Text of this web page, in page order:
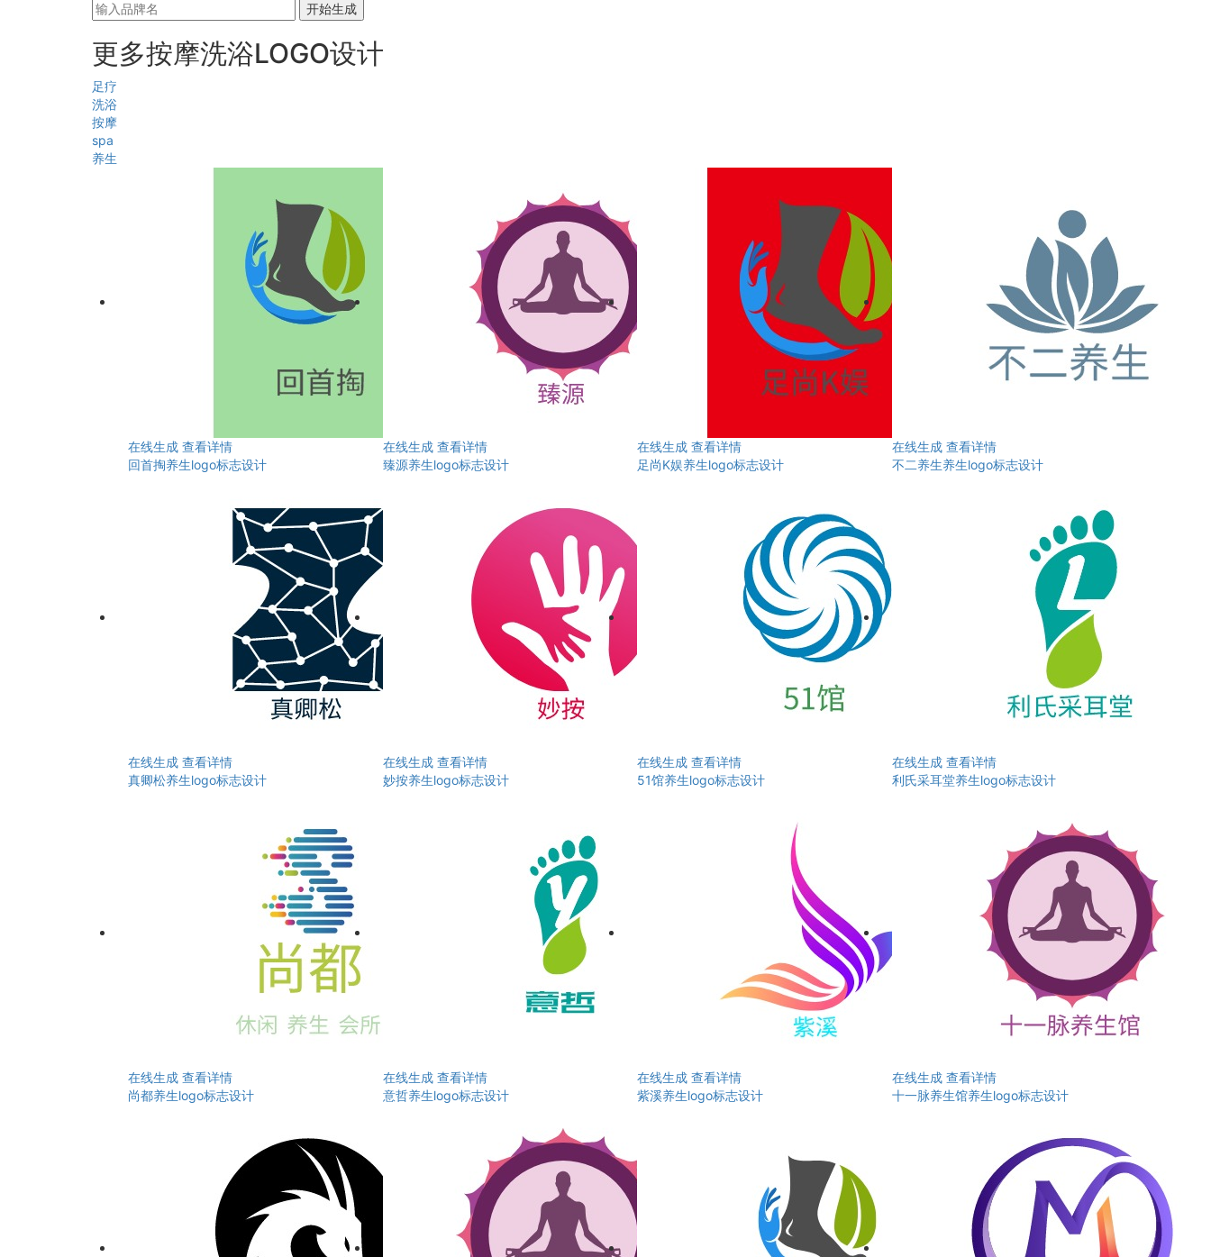
开始生成
更多按摩洗浴LOGO设计
足疗
洗浴
按摩
spa
养生
在线生成 查看详情
回首掏养生logo标志设计
在线生成 查看详情
臻源养生logo标志设计
在线生成 查看详情
足尚K娱养生logo标志设计
在线生成 查看详情
不二养生养生logo标志设计
在线生成 查看详情
真卿松养生logo标志设计
在线生成 查看详情
妙按养生logo标志设计
在线生成 查看详情
51馆养生logo标志设计
在线生成 查看详情
利氏采耳堂养生logo标志设计
在线生成 查看详情
尚都养生logo标志设计
在线生成 查看详情
意哲养生logo标志设计
在线生成 查看详情
紫溪养生logo标志设计
在线生成 查看详情
十一脉养生馆养生logo标志设计